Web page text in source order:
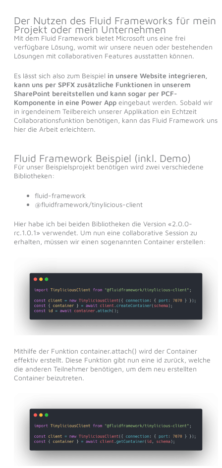
Der Nutzen des Fluid Frameworks für mein
Projekt oder mein Unternehmen
Mit dem Fluid Framework bietet Microsoft uns eine frei
verfügbare Lösung, womit wir unsere neuen oder bestehenden
Lösungen mit collaborativen Features ausstatten können.
Es lässt sich also zum Beispiel in unsere Website integrieren,
kann uns per SPFX zusätzliche Funktionen in unserem
SharePoint bereitstellen und kann sogar per PCF-
Komponente in eine Power App eingebaut werden. Sobald wir
in irgendeinem Teilbereich unserer Applikation ein Echtzeit
Collaborationsfunktion benötigen, kann das Fluid Framework uns
hier die Arbeit erleichtern.
Fluid Framework Beispiel (inkl. Demo)
Für unser Beispielsprojekt benötigen wird zwei verschiedene
Bibliotheken:
fluid-framework
@fluidframework/tinylicious-client
Hier habe ich bei beiden Bibliotheken die Version «2.0.0-
rc.1.0.1» verwendet. Um nun eine collaborative Session zu
erhalten, müssen wir einen sogenannten Container erstellen:
Mithilfe der Funktion container.attach() wird der Container
effektiv erstellt. Diese Funktion gibt nun eine id zurück, welche
die anderen Teilnehmer benötigen, um dem neu erstellten
Container beizutreten.